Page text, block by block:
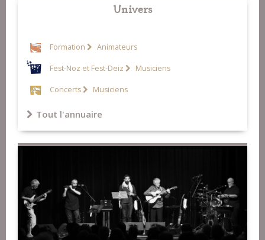
Univers
Formation Animateurs
Fest-Noz et Fest-Deiz Musiciens
Concerts Musiciens
Tout l'annuaire